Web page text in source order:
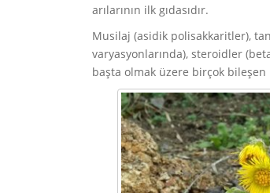
arılarının ilk gıdasıdır.
Musilaj (asidik polisakkaritler),
varyasyonlarında), steroidler
başta olmak üzere birçok